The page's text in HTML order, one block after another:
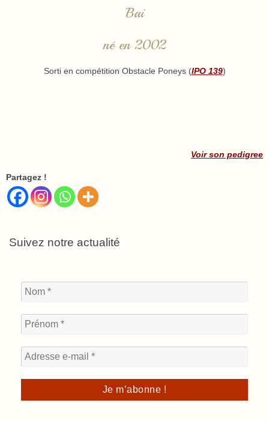
Bai
né en 2002
Sorti en compétition Obstacle Poneys (IPO 139)
Voir son pedigree
Partagez !
Suivez notre actualité